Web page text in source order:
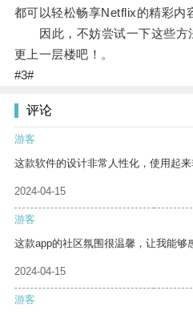
都可以轻松畅享Netflix的精彩内
因此，不妨尝试一下这些方
更上一层楼吧！。
#3#
评论
游客
这款软件的设计非常人性化，使用起来
2024-04-15
游客
这款app的社区氛围很温馨，让我能够
2024-04-15
游客